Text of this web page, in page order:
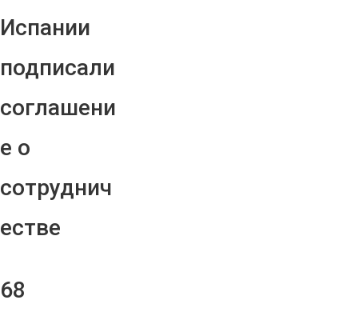
Испании
подписали
соглашени
е о
сотруднич
естве
68